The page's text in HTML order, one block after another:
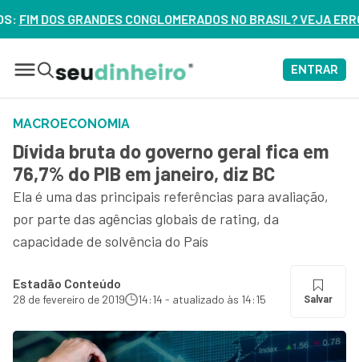
NO BRASIL? VEJA ERROS DE 3 DELES – ASSISTA
ENTRAR
MACROECONOMIA
Dívida bruta do governo geral fica em
76,7% do PIB em janeiro, diz BC
Ela é uma das principais referências para avaliação,
por parte das agências globais de rating, da
capacidade de solvência do País
Estadão Conteúdo
28 de fevereiro de 2019 14:14 - atualizado às 14:15 Salvar